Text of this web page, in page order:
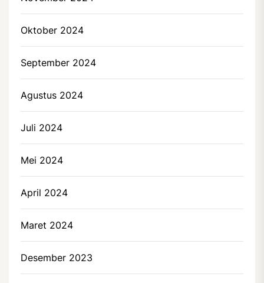
Oktober 2024
September 2024
Agustus 2024
Juli 2024
Mei 2024
April 2024
Maret 2024
Desember 2023